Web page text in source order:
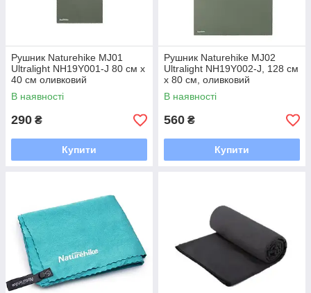
Рушник Naturehike MJ01
Ultralight NH19Y001-J 80 см х
40 см оливковий
В наявності
290 ₴
Купити
Рушник Naturehike MJ02
Ultralight NH19Y002-J, 128 см
х 80 см, оливковий
В наявності
560 ₴
Купити